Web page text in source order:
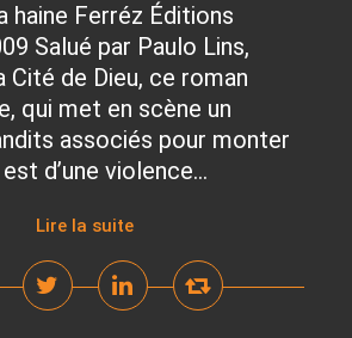
haine Ferréz Éditions
Salué par Paulo Lins,
Cité de Dieu, ce roman
qui met en scène un
associés pour monter
d’une violence...
Lire la suite